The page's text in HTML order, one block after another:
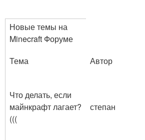
Новые темы на
Minecraft Форуме
Тема
Автор
Что делать, если
майнкрафт лагает?
(((
степан